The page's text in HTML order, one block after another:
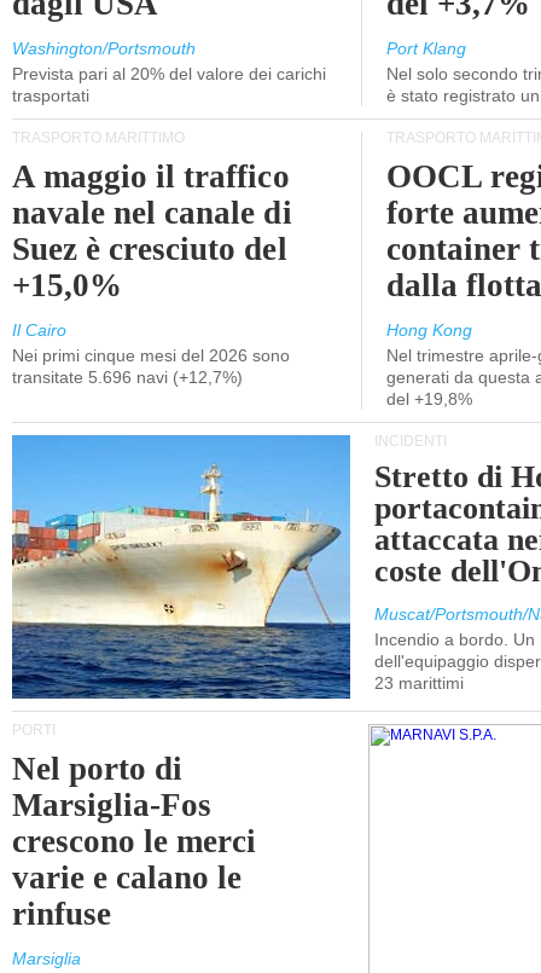
Washington/Portsmouth
Prevista pari al 20% del valore dei carichi
trasportati
Port Klang
Nel solo secondo
è stato registrato
TRASPORTO MARITTIMO
A maggio il traffico
navale nel canale di
Suez è cresciuto del
+15,0%
Il Cairo
Nei primi cinque mesi del 2026 sono
transitate 5.696 navi (+12,7%)
TRASPORTO
OOCL
forte
container
dalla
Hong Kong
Nel trimestre
generati da questa
del +19,8%
INCIDENTI
Stretto di
attaccata
coste
Muscat/Portsmouth/
Incendio a bordo. Un
dell'equipaggio
23 marittimi
PORTI
Nel porto di
Marsiglia-Fos
crescono le merci
varie e calano le
rinfuse
Marsiglia